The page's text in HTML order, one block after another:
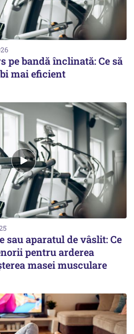
pe bandă înclinată: Ce să
mai eficient
sau aparatul de vâslit: Ce
pentru arderea
masei musculare